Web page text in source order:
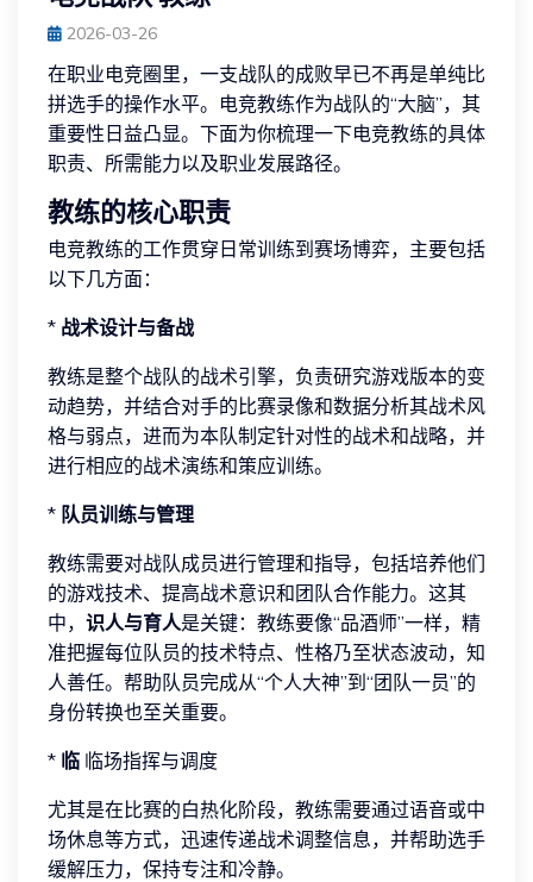
2026-03-26
在职业电竞圈里，一支战队的成败早已不再是单纯比
拼选手的操作水平。电竞教练作为战队的“大脑”，其
重要性日益凸显。下面为你梳理一下电竞教练的具体
职责、所需能力以及职业发展路径。
教练的核心职责
电竞教练的工作贯穿日常训练到赛场博弈，主要包括
以下几方面：
* 战术设计与备战
教练是整个战队的战术引擎，负责研究游戏版本的变
动趋势，并结合对手的比赛录像和数据分析其战术风
格与弱点，进而为本队制定针对性的战术和战略，并
进行相应的战术演练和策应训练。
* 队员训练与管理
教练需要对战队成员进行管理和指导，包括培养他们
的游戏技术、提高战术意识和团队合作能力。这其
中， 识人与育人是关键：教练要像“品酒师”一样，精
准把握每位队员的技术特点、性格乃至状态波动，知
人善任。帮助队员完成从“个人大神”到“团队一员”的
身份转换也至关重要。
* 临 临场指挥与调度
尤其是在比赛的白热化阶段，教练需要通过语音或中
场休息等方式，迅速传递战术调整信息，并帮助选手
缓解压力，保持专注和冷静。